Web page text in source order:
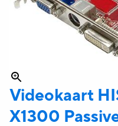
Videokaart
X1300